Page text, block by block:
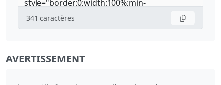
341 caractères
AVERTISSEMENT